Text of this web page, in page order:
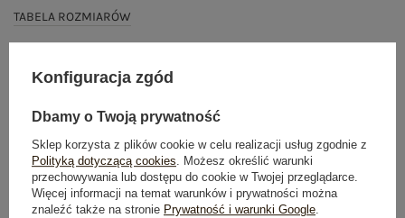
TABELA ROZMIARÓW
Dostawaod 7,99 zł
Konfiguracja zgód
Dbamy o Twoją prywatność
Sklep korzysta z plików cookie w celu realizacji usług zgodnie z
Polityką dotyczącą cookies. Możesz określić warunki
przechowywania lub dostępu do cookie w Twojej przeglądarce.
Więcej informacji na temat warunków i prywatności można
znaleźć także na stronie Prywatność i warunki Google.